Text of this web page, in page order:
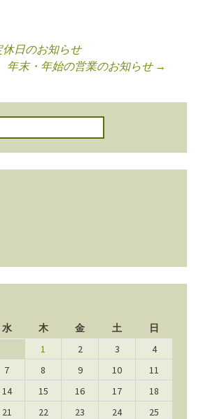
ビゲーショ
休日のお知らせ
年末・年始の営業のお知らせ →
水 木 金 土 日
1 2 3
4
7 8 9 10
11
14 15 16 17
18
21 22 23 24
25